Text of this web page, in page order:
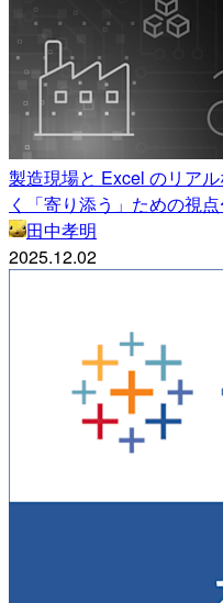
製造現場と Excel のリア
く「寄り添う」ための視
田中孝明
2025.12.02